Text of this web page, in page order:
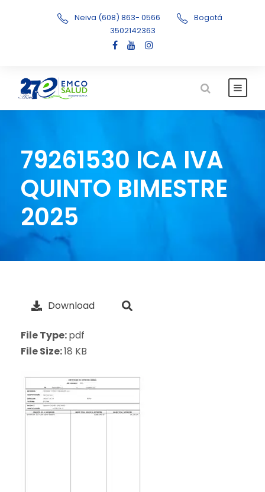
Neiva (608) 863- 0566
Bogotá
3502142363
79261530 ICA IVA
QUINTO BIMESTRE
2025
Download
File Type:pdf
File Size:18 KB